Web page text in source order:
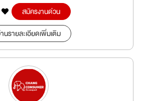
สมัครงานด่วน
นรายละเอียดเพิ่มเติม